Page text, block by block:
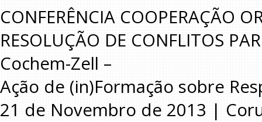
CONFERÊNCIA COOPERAÇÃO
RESOLUÇÃO DE CONFLITOS
Cochem-Zell –
Ação de (in)Formação sobre
21 de Novembro de 2013 |